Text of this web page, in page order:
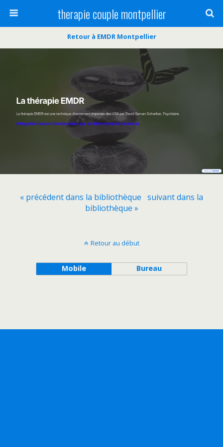
therapie couple montpellier
Retour à EMDR Montpellier
« précédent dans la bibliothèque suivant dans la
bibliothèque »
Retour au début
Mobile Bureau